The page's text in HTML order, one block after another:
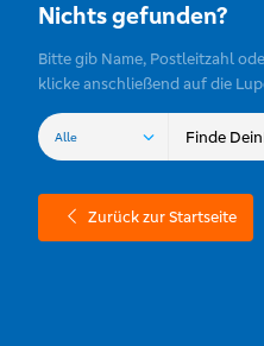
Nichts gefunden?
Bitte gib Name, Postleitzahl
klicke anschließend auf die
Zurück zur Startseite